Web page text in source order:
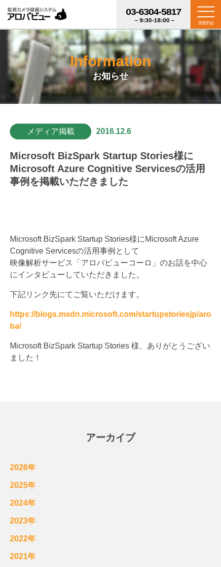
menu
03-6304-5817
– 9:30-18:00 –
Information
お知らせ
メディア掲載 2016.12.6
Microsoft BizSpark Startup Stories様に
Microsoft Azure Cognitive Servicesの活用
事例を掲載いただきました
Microsoft BizSpark Startup Stories様にMicrosoft Azure
Cognitive Servicesの活用事例として
映像解析サービス「アロバビューコーロ」のお話を中心
にインタビューしていただきました。
下記リンク先にてご覧いただけます。
https://blogs.msdn.microsoft.com/startupstoriesjp/aro
ba/
Microsoft BizSpark Startup Stories 様、ありがとうござい
ました！
アーカイブ
2026年
2025年
2024年
2023年
2022年
2021年